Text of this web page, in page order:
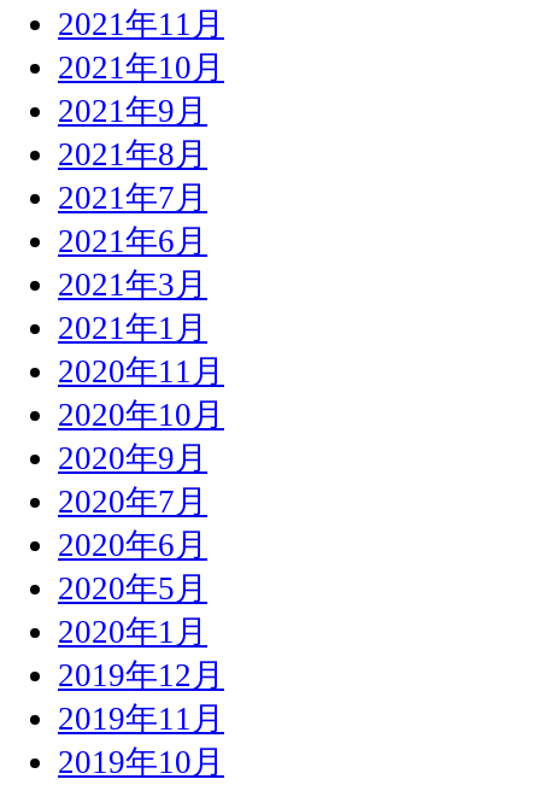
2021年11月
2021年10月
2021年9月
2021年8月
2021年7月
2021年6月
2021年3月
2021年1月
2020年11月
2020年10月
2020年9月
2020年7月
2020年6月
2020年5月
2020年1月
2019年12月
2019年11月
2019年10月